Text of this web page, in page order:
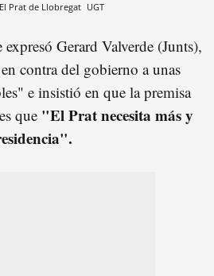
Prat de Llobregat UGT
Gerard Valverde (Junts),
contra del gobierno a unas
e insistió en que la premisa
que "El Prat necesita más y